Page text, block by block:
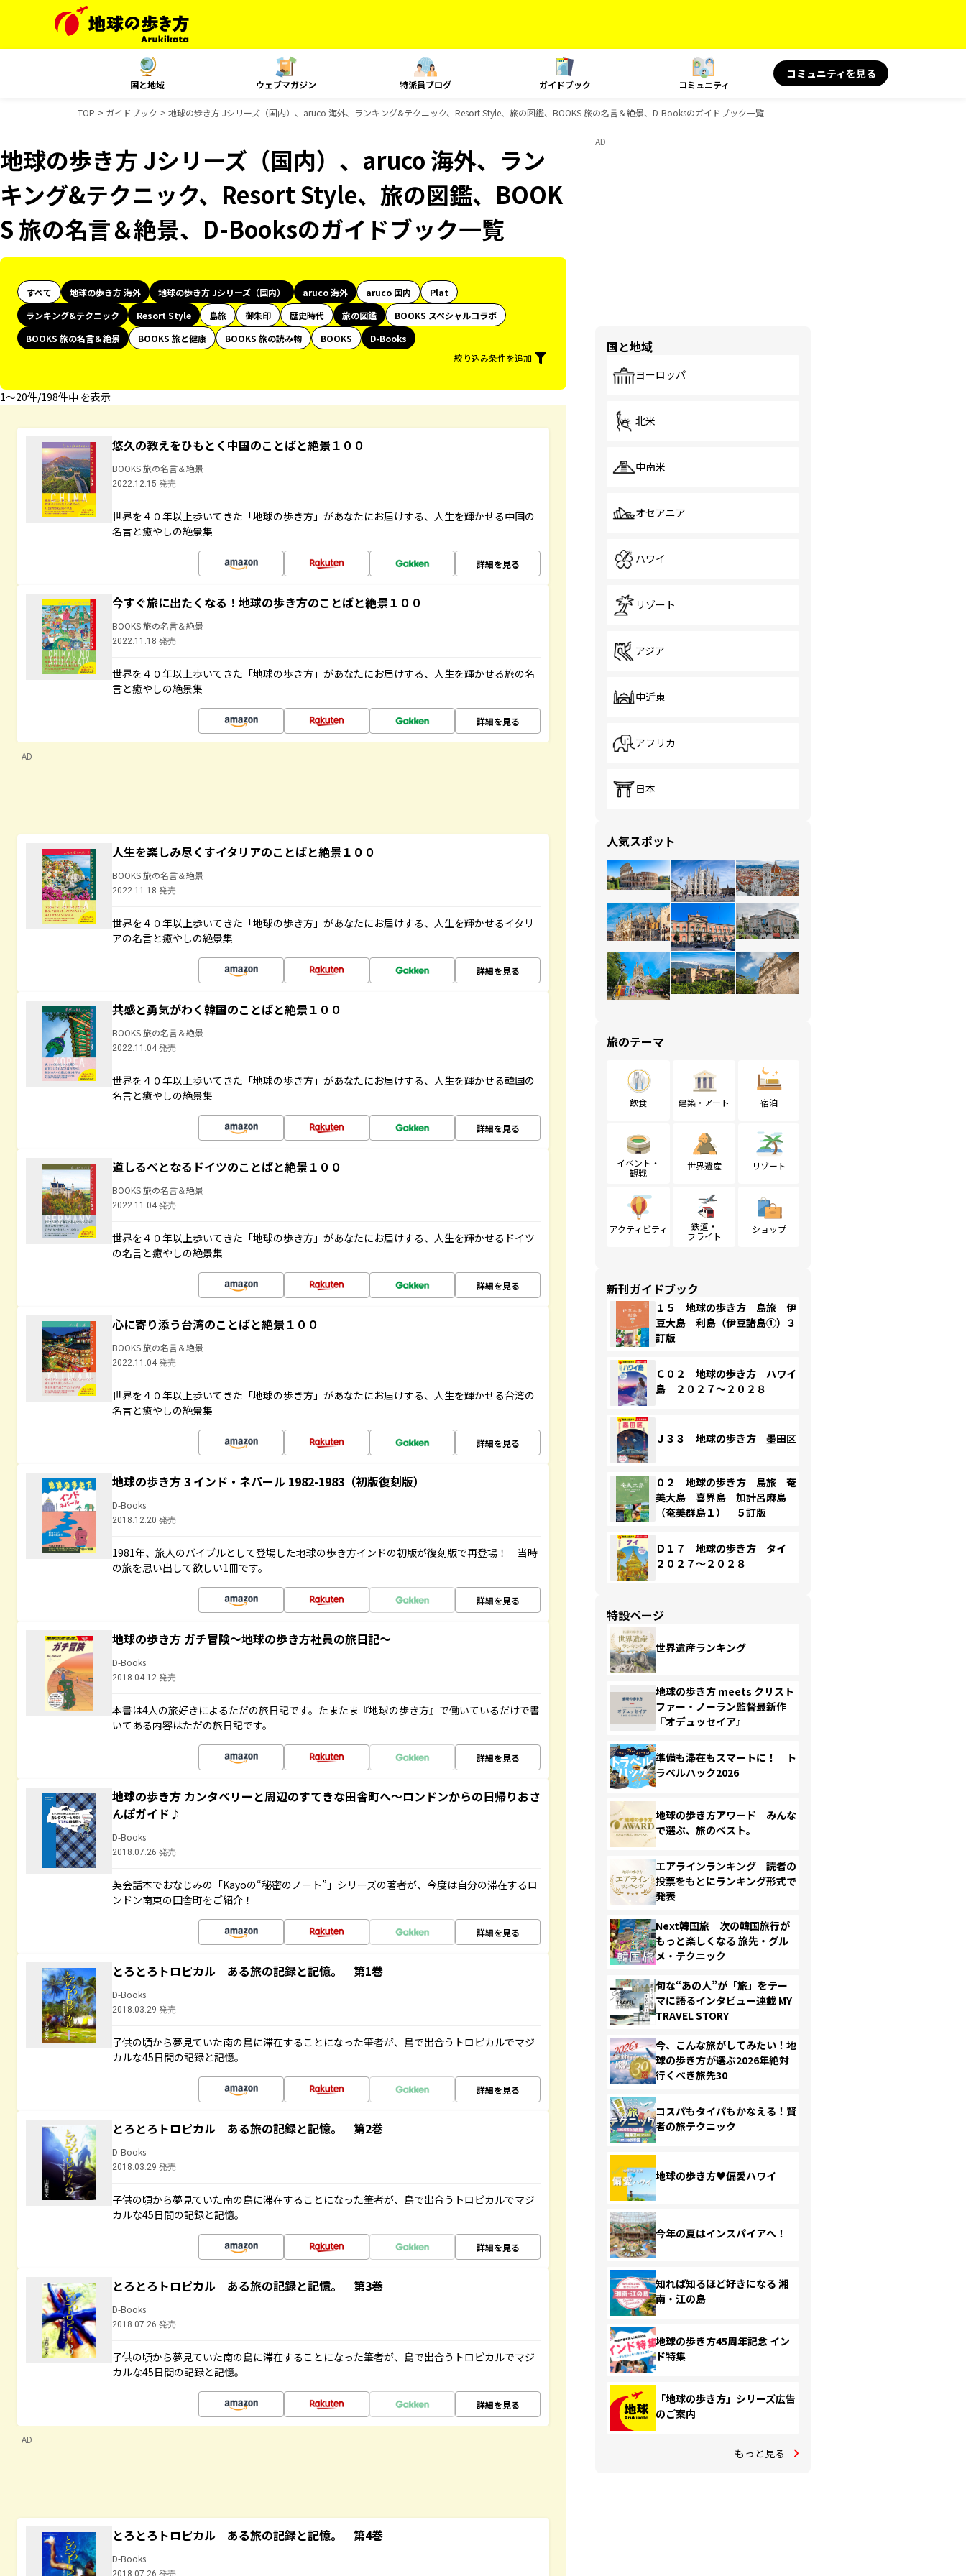
国と地域 ウェブマガジン 特派員ブログ ガイドブック コミュニティ
コミュニティを見る
TOP ガイドブック 地球の歩き方 Jシリーズ（国内）、aruco 海外、ランキング&テクニック、Resort Style、旅の図鑑、BOOKS 旅の名言＆絶景、D-Booksのガイドブック一覧
地球の歩き方 Jシリーズ（国内）、aruco 海外、ラン
キング&テクニック、Resort Style、旅の図鑑、BOOK
S 旅の名言＆絶景、D-Booksのガイドブック一覧
すべて 地球の歩き方 海外 地球の歩き方 Jシリーズ（国内） aruco 海外 aruco 国内
Plat
ランキング&テクニック
Resort Style 島旅 御朱印 歴史時代 旅の図鑑
BOOKS スペシャルコラボ
BOOKS 旅の名言＆絶景
BOOKS 旅と健康 BOOKS 旅の読み物 BOOKS
D-Books
絞り込み条件を追加
1〜20件/198件中 を表示
悠久の教えをひもとく中国のことばと絶景１００
BOOKS 旅の名言＆絶景
2022.12.15 発売
世界を４０年以上歩いてきた「地球の歩き方」があなたにお届けする、人生を輝かせる中国の
名言と癒やしの絶景集
詳細を見る
今すぐ旅に出たくなる！地球の歩き方のことばと絶景１００
BOOKS 旅の名言＆絶景
2022.11.18 発売
世界を４０年以上歩いてきた「地球の歩き方」があなたにお届けする、人生を輝かせる旅の名
言と癒やしの絶景集
詳細を見る
AD
人生を楽しみ尽くすイタリアのことばと絶景１００
BOOKS 旅の名言＆絶景
2022.11.18 発売
世界を４０年以上歩いてきた「地球の歩き方」があなたにお届けする、人生を輝かせるイタリ
アの名言と癒やしの絶景集
詳細を見る
共感と勇気がわく韓国のことばと絶景１００
BOOKS 旅の名言＆絶景
2022.11.04 発売
世界を４０年以上歩いてきた「地球の歩き方」があなたにお届けする、人生を輝かせる韓国の
名言と癒やしの絶景集
詳細を見る
道しるべとなるドイツのことばと絶景１００
BOOKS 旅の名言＆絶景
2022.11.04 発売
世界を４０年以上歩いてきた「地球の歩き方」があなたにお届けする、人生を輝かせるドイツ
の名言と癒やしの絶景集
詳細を見る
心に寄り添う台湾のことばと絶景１００
BOOKS 旅の名言＆絶景
2022.11.04 発売
世界を４０年以上歩いてきた「地球の歩き方」があなたにお届けする、人生を輝かせる台湾の
名言と癒やしの絶景集
詳細を見る
地球の歩き方 3 インド・ネパール 1982-1983（初版復刻版）
D-Books
2018.12.20 発売
1981年、旅人のバイブルとして登場した地球の歩き方インドの初版が復刻版で再登場！ 当時
の旅を思い出して欲しい1冊です。
詳細を見る
地球の歩き方 ガチ冒険～地球の歩き方社員の旅日記～
D-Books
2018.04.12 発売
本書は4人の旅好きによるただの旅日記です。たまたま『地球の歩き方』で働いているだけで書
いてある内容はただの旅日記です。
詳細を見る
地球の歩き方 カンタベリーと周辺のすてきな田舎町へ～ロンドンからの日帰りおさ
んぽガイド♪
D-Books
2018.07.26 発売
英会話本でおなじみの「Kayoの“秘密のノート”」シリーズの著者が、今度は自分の滞在するロ
ンドン南東の田舎町をご紹介！
詳細を見る
とろとろトロピカル ある旅の記録と記憶。 第1巻
D-Books
2018.03.29 発売
子供の頃から夢見ていた南の島に滞在することになった筆者が、島で出合うトロピカルでマジ
カルな45日間の記録と記憶。
詳細を見る
とろとろトロピカル ある旅の記録と記憶。 第2巻
D-Books
2018.03.29 発売
子供の頃から夢見ていた南の島に滞在することになった筆者が、島で出合うトロピカルでマジ
カルな45日間の記録と記憶。
詳細を見る
とろとろトロピカル ある旅の記録と記憶。 第3巻
D-Books
2018.07.26 発売
子供の頃から夢見ていた南の島に滞在することになった筆者が、島で出合うトロピカルでマジ
カルな45日間の記録と記憶。
詳細を見る
AD
とろとろトロピカル ある旅の記録と記憶。 第4巻
D-Books
2018.07.26 発売
AD
国と地域
ヨーロッパ
北米
中南米
オセアニア
ハワイ
リゾート
アジア
中近東
アフリカ
日本
人気スポット
旅のテーマ
飲食 建築・アート 宿泊
イベント・
観戦
世界遺産 リゾート
アクティビティ
鉄道・
フライト
ショップ
新刊ガイドブック
１５ 地球の歩き方 島旅 伊
豆大島 利島（伊豆諸島①）３
訂版
Ｃ０２ 地球の歩き方 ハワイ
島 ２０２７～２０２８
Ｊ３３ 地球の歩き方 墨田区
０２ 地球の歩き方 島旅 奄
美大島 喜界島 加計呂麻島
（奄美群島１） ５訂版
Ｄ１７ 地球の歩き方 タイ
２０２７～２０２８
特設ページ
世界遺産ランキング
地球の歩き方 meets クリスト
ファー・ノーラン監督最新作
『オデュッセイア』
準備も滞在もスマートに！ ト
ラベルハック2026
地球の歩き方アワード みんな
で選ぶ、旅のベスト。
エアラインランキング 読者の
投票をもとにランキング形式で
発表
Next韓国旅 次の韓国旅行が
もっと楽しくなる 旅先・グル
メ・テクニック
旬な“あの人”が「旅」をテー
マに語るインタビュー連載 MY
TRAVEL STORY
今、こんな旅がしてみたい！地
球の歩き方が選ぶ2026年絶対
行くべき旅先30
コスパもタイパもかなえる！賢
者の旅テクニック
地球の歩き方♥偏愛ハワイ
今年の夏はインスパイアへ！
知れば知るほど好きになる 湘
南・江の島
地球の歩き方45周年記念 イン
ド特集
「地球の歩き方」シリーズ広告
のご案内
もっと見る